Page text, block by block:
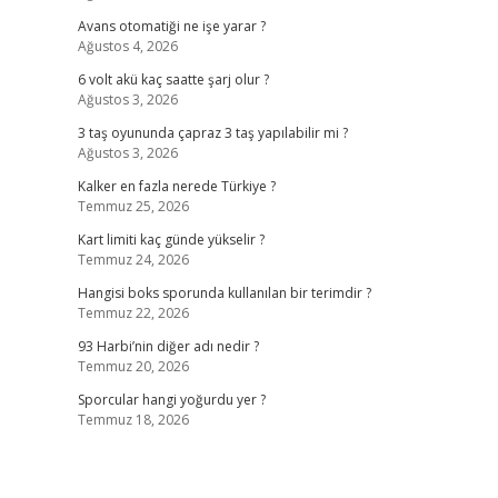
Avans otomatiği ne işe yarar ?
Ağustos 4, 2026
6 volt akü kaç saatte şarj olur ?
Ağustos 3, 2026
3 taş oyununda çapraz 3 taş yapılabilir mi ?
Ağustos 3, 2026
Kalker en fazla nerede Türkiye ?
Temmuz 25, 2026
Kart limiti kaç günde yükselir ?
Temmuz 24, 2026
Hangisi boks sporunda kullanılan bir terimdir ?
Temmuz 22, 2026
93 Harbi’nin diğer adı nedir ?
Temmuz 20, 2026
Sporcular hangi yoğurdu yer ?
Temmuz 18, 2026